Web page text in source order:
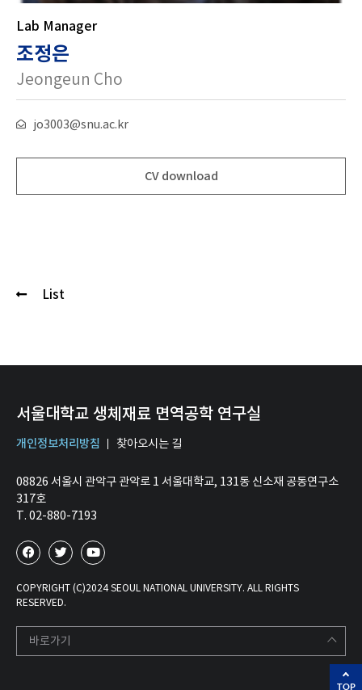
Lab Manager
조정은
Jeongeun Cho
jo3003@snu.ac.kr
CV download
List
TOP
서울대학교 생체재료 면역공학 연구실
개인정보처리방침 찾아오시는 길
08826 서울시 관악구 관악로 1 서울대학교, 131동 신소재 공동연구소
317호
T. 02-880-7193
COPYRIGHT (C)2024 SEOUL NATIONAL UNIVERSITY. ALL RIGHTS
RESERVED.
바로가기